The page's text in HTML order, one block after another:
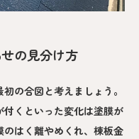
の見分け方
の合図と考えましょう。
くといった変化は塗膜が
はく離やめくれ、棟板金